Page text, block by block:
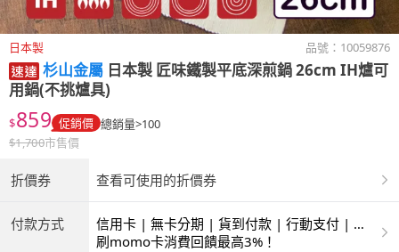
日本製 品號： 10059876
杉山金屬 日本製 匠味鐵製平底深煎鍋 26cm IH爐可
用鍋(不挑爐具)
$859 促銷價 總銷量>100
$1,700市售價
折價券 查看可使用的折價券
付款方式
信用卡 | 無卡分期 | 貨到付款 | 行動支付 | 超
商付款 | ATM | 銀聯卡
刷momo卡消費回饋最高3%！